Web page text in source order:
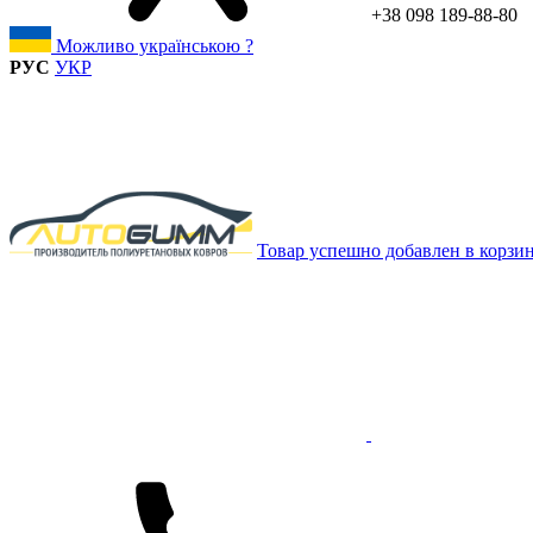
+38 098 189-88-80
Можливо українською ?
РУС УКР
Товар успешно добавлен в